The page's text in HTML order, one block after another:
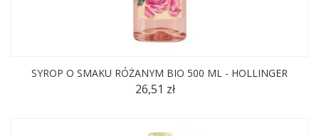
SYROP O SMAKU RÓŻANYM BIO 500 ML - HOLLINGER
26,51 zł